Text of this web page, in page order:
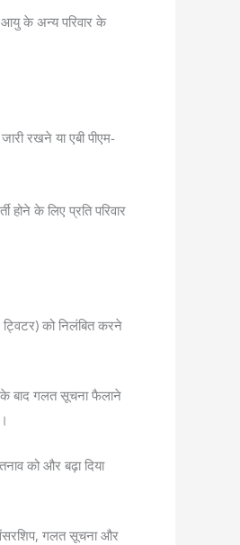
आयु के अन्य परिवार के
रखने या एबी पीएम-
होने के लिए प्रति परिवार
को निलंबित करने
बाद गलत सूचना फैलाने
को और बढ़ा दिया
सेंसरशिप, गलत सूचना और